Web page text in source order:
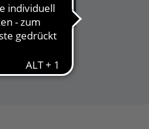
51Treffer